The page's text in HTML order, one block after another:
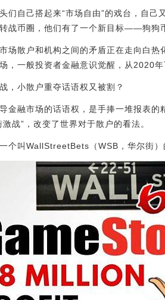
们自己搭起来“市场自由”的戏台，自
战币圈，他们有了一个新目标——狗狗
场散户和机构之间的矛盾正在走向白
，一般投资者金融意识觉醒，从2020
，小散户重夺话语权又被割？
金融市场的话语权，是手捧一堆报表
激战”，改变了世界对于散户的看法。
个叫WallStreetBets（WSB，华尔街）